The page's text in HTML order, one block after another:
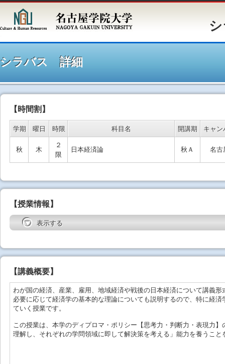
シラバ
シラバス 詳細
【時間割】
学期 曜日 時限 科目名 開講期 キャン
秋 木
２
限
日本経済論 秋Ａ 名古
【授業情報】
表示する
【講義概要】
わが国の経済、産業、雇用、地域経済や戦後の日本経済について講義
必要に応じて経済学の基本的な理論についても説明するので、特に経
ていく授業です。
この授業は、本学のディプロマ・ポリシー【思考力・判断力・表現力
理解し、それぞれの学問領域に即して解決策を考える」能力を養うこと